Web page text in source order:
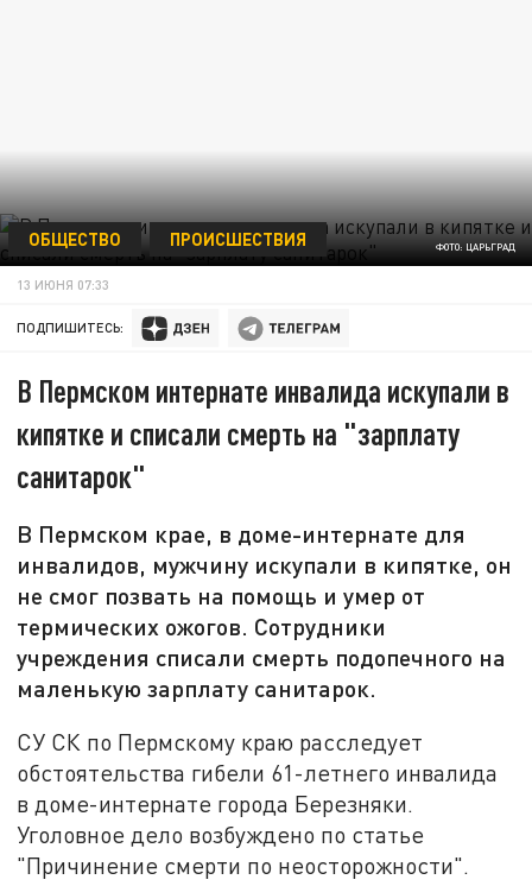
ФОТО: ЦАРЬГРАД
ОБЩЕСТВО ПРОИСШЕСТВИЯ
13 ИЮНЯ 07:33
ПОДПИШИТЕСЬ:
В Пермском интернате инвалида искупали в
кипятке и списали смерть на "зарплату
санитарок"
В Пермском крае, в доме-интернате для
инвалидов, мужчину искупали в кипятке, он
не смог позвать на помощь и умер от
термических ожогов. Сотрудники
учреждения списали смерть подопечного на
маленькую зарплату санитарок.
СУ СК по Пермскому краю расследует
обстоятельства гибели 61-летнего инвалида
в доме-интернате города Березняки.
Уголовное дело возбуждено по статье
"Причинение смерти по неосторожности".